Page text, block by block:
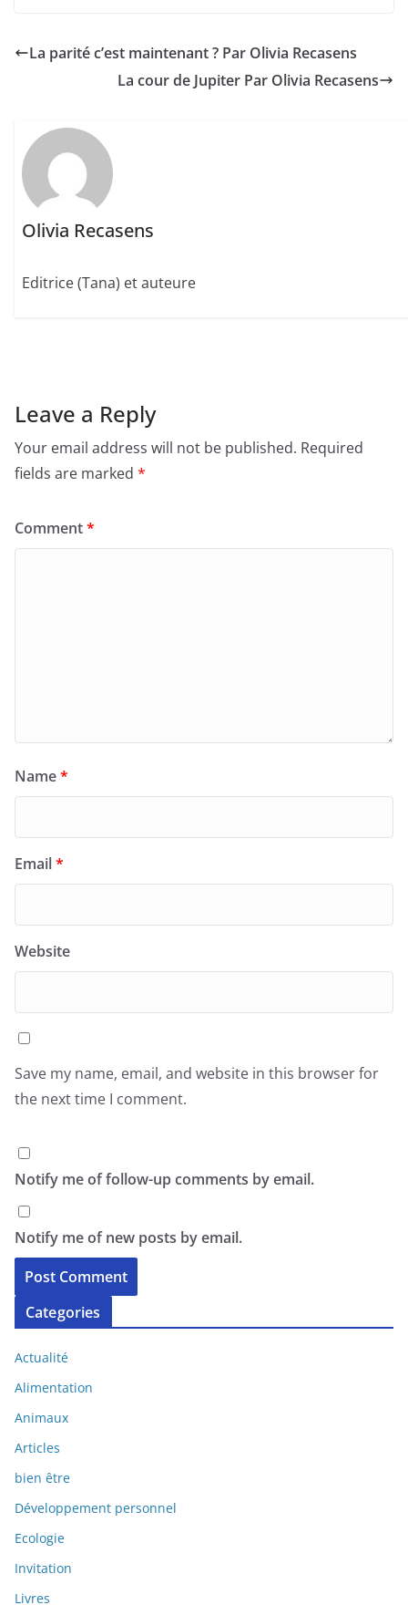
La parité c’est maintenant ? Par Olivia Recasens
La cour de Jupiter Par Olivia Recasens
Olivia Recasens
Editrice (Tana) et auteure
Leave a Reply
Your email address will not be published. Required
fields are marked *
Comment*
Name*
Email*
Website
Save my name, email, and website in this browser for
the next time I comment.
Notify me of follow-up comments by email.
Notify me of new posts by email.
Categories
Actualité
Alimentation
Animaux
Articles
bien être
Développement personnel
Ecologie
Invitation
Livres